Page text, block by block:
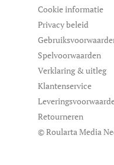
Cookie informatie
Privacy beleid
Spelvoorwaarden
Verklaring & uitleg
Klantenservice
Retourneren
© Roularta Media